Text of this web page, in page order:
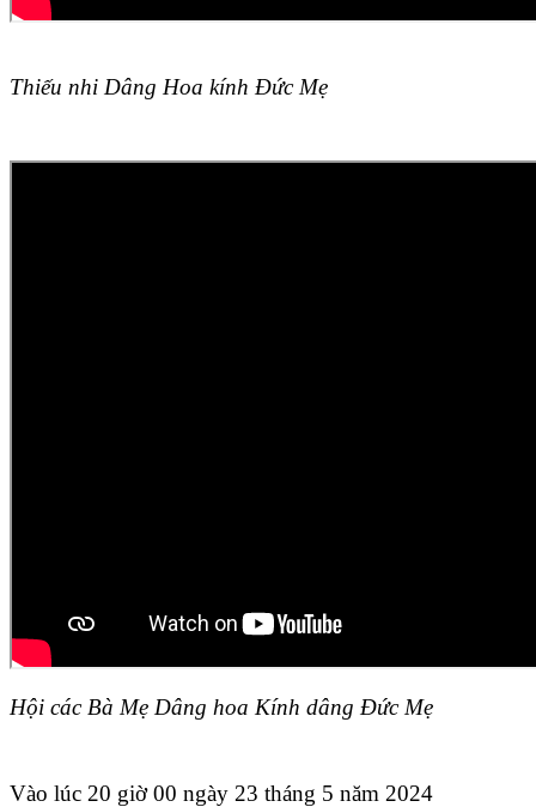
Thiếu nhi Dâng Hoa kính Đức Mẹ
Hội các Bà Mẹ Dâng hoa Kính dâng Đức Mẹ
Vào lúc 20 giờ 00 ngày 23 tháng 5 năm 2024